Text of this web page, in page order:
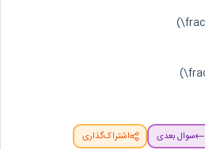
سوال بعدی اشتراک‌گذاری